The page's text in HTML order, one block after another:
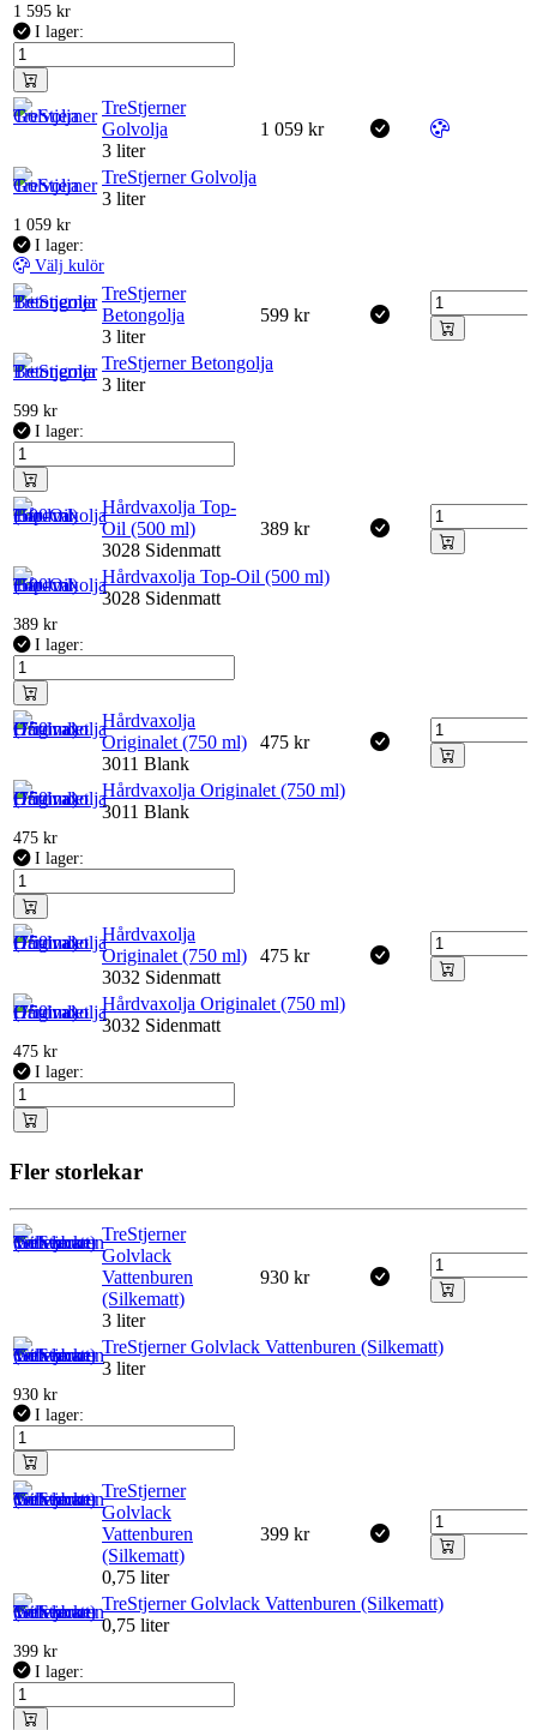
1 595 kr
I lager:
TreStjerner
Golvolja
3 liter
1 059 kr
TreStjerner Golvolja
3 liter
1 059 kr
I lager:
Välj kulör
TreStjerner
Betongolja
3 liter
599 kr
TreStjerner Betongolja
3 liter
599 kr
I lager:
Hårdvaxolja Top-
Oil (500 ml)
3028 Sidenmatt
389 kr
Hårdvaxolja Top-Oil (500 ml)
3028 Sidenmatt
389 kr
I lager:
Hårdvaxolja
Originalet (750 ml)
3011 Blank
475 kr
Hårdvaxolja Originalet (750 ml)
3011 Blank
475 kr
I lager:
Hårdvaxolja
Originalet (750 ml)
3032 Sidenmatt
475 kr
Hårdvaxolja Originalet (750 ml)
3032 Sidenmatt
475 kr
I lager:
Fler storlekar
TreStjerner
Golvlack
Vattenburen
(Silkematt)
3 liter
930 kr
TreStjerner Golvlack Vattenburen (Silkematt)
3 liter
930 kr
I lager:
TreStjerner
Golvlack
Vattenburen
(Silkematt)
0,75 liter
399 kr
TreStjerner Golvlack Vattenburen (Silkematt)
0,75 liter
399 kr
I lager: